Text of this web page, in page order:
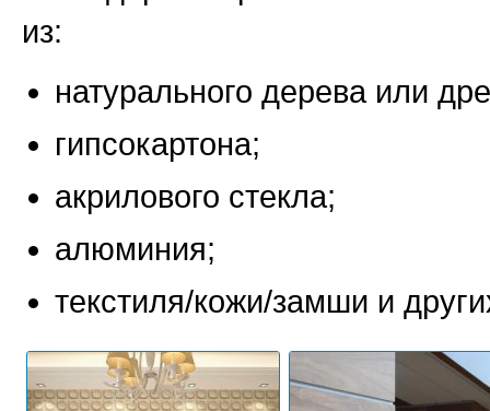
из:
натурального дерева или
гипсокартона;
акрилового стекла;
алюминия;
текстиля/кожи/замши и